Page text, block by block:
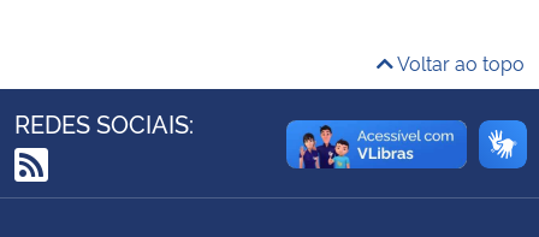
Ministério da Mulher, da Família e dos Direitos Humanos
Secretaria-Geral
Voltar ao topo
REDES SOCIAIS:
RSS